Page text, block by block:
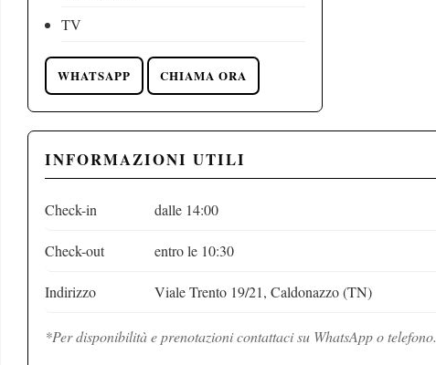
TV
WHATSAPP CHIAMA ORA
INFORMAZIONI UTILI
Check-in dalle 14:00
Check-out entro le 10:30
Indirizzo Viale Trento 19/21, Caldonazzo (TN)
*Per disponibilità e prenotazioni contattaci su WhatsApp o telefono.